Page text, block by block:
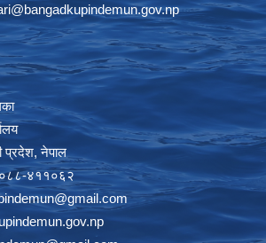
प्रदेश, नेपाल
४११०६२